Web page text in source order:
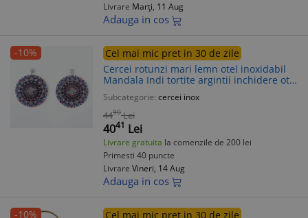
Livrare Marți, 11 Aug
Adauga in cos
-10%
Cel mai mic pret in 30 de zile
Cercei rotunzi mari lemn otel inoxidabil
Mandala Indi tortite argintii inchidere otel
inoxidabil
Subcategorie: cercei inox
4490 Lei
4041 Lei
Livrare gratuita la comenzile de 200 lei
Primesti 40 puncte
Livrare Vineri, 14 Aug
Adauga in cos
-10% Cel mai mic pret in 30 de zile